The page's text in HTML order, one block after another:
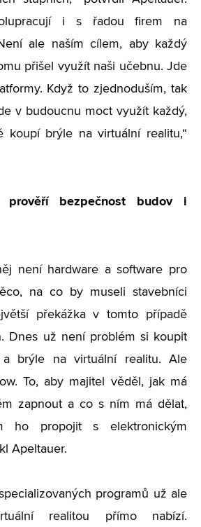
i s řadou firem na
ale naším cílem, aby každý
přišel využít naši učebnu. Jde
Když to zjednoduším, tak
v budoucnu moct využít každý,
koupí brýle na virtuální realitu,“
prověří bezpečnost budov i
není hardware a software pro
na co by museli stavebníci
překážka v tomto případě
Dnes už není problém si koupit
a brýle na virtuální realitu. Ale
To, aby majitel věděl, jak má
zapnout a co s ním má dělat,
ho propojit s elektronickým
Apeltauer.
programů už ale
realitou přímo nabízí.